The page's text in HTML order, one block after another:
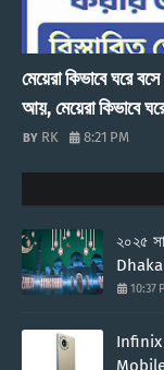
মেয়েরা কিভাবে ঘরে
আয়, মেয়েরা কিভাবে
RK 8:21 PM
২০২৫
10:37
Infinix